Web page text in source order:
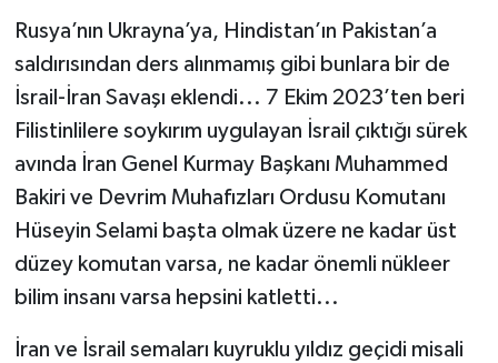
Rusya’nın Ukrayna’ya, Hindistan’ın Pakistan’a
saldırısından ders alınmamış gibi bunlara bir de
İsrail-İran Savaşı eklendi... 7 Ekim 2023’ten beri
Filistinlilere soykırım uygulayan İsrail çıktığı sürek
avında İran Genel Kurmay Başkanı Muhammed
Bakiri ve Devrim Muhafızları Ordusu Komutanı
Hüseyin Selami başta olmak üzere ne kadar üst
düzey komutan varsa, ne kadar önemli nükleer
bilim insanı varsa hepsini katletti...
İran ve İsrail semaları kuyruklu yıldız geçidi misali
TASAVVUF
YAŞAM VE ÇEVRE